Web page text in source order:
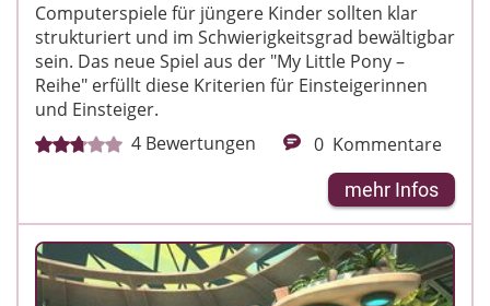
Computerspiele für jüngere Kinder sollten klar
strukturiert und im Schwierigkeitsgrad bewältigbar
sein. Das neue Spiel aus der "My Little Pony –
Reihe" erfüllt diese Kriterien für Einsteigerinnen
und Einsteiger.
4 Bewertungen 0 Kommentare
mehr Infos